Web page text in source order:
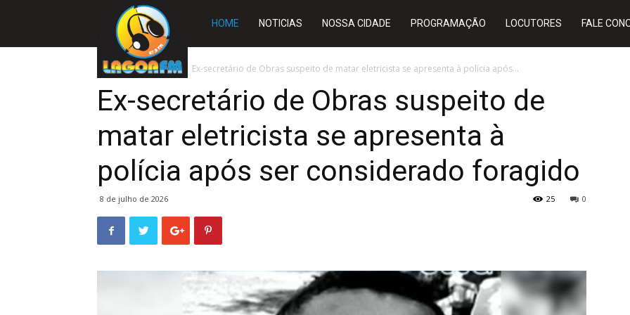
Rádio
Lagoa
FM
HOME NOTICIAS NOSSA CIDADE PROGRAMAÇÃO LOCUTORES FALE
Início DESTAQUES Ex-secretário de Obras suspeito de matar eletricista se apresenta à polícia após...
Ex-secretário de Obras suspeito de
matar eletricista se apresenta à
polícia após ser considerado foragido
8 de julho de 2026 0
25